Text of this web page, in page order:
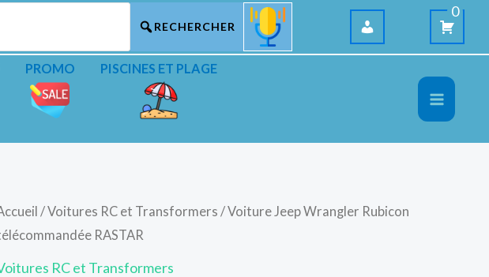
0
PROMO PISCINES ET PLAGE
/Voitures RC et Transformers / Voiture Jeep Wrangler Rubicon
RASTAR
RC et Transformers
Le
prix
Le